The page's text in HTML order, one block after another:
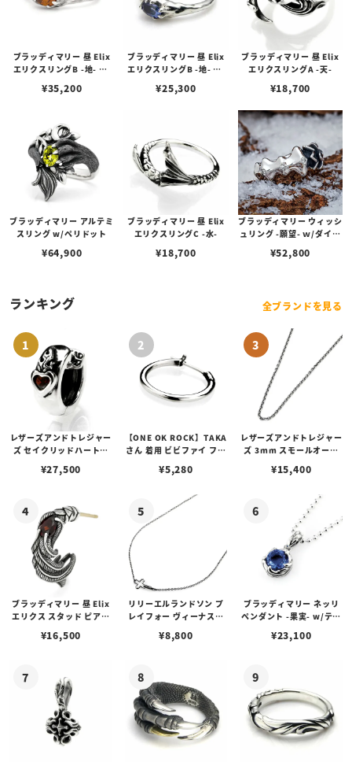
ブラッディマリー 昼 Elix
エリクスリングB -地- w/
¥35,200
ブラッディマリー 昼 Elix
エリクスリングB -地- w/
¥25,300
ブラッディマリー 昼 Elix
エリクスリングA -天-
¥18,700
ブラッディマリー アルテミ
スリング w/ペリドット
¥64,900
ブラッディマリー 昼 Elix
エリクスリングC -水-
¥18,700
ブラッディマリー ウィッシ
ュリング -願望- ｗ/ダイヤ
¥52,800
ランキング 全ブランドを見る
レザーズアンドトレジャー
ズ セイクリッドハートピ
¥27,500
【ONE OK ROCK】TAKA
さん 着用 ビビファイ フー
¥5,280
レザーズアンドトレジャー
ズ 3mm スモールオーバ
ブスタークラスプ＆LTロ
¥15,400
ブラッディマリー 昼 Elix
エリクス スタッド ピアス
¥16,500
リリーエルランドソン プ
レイフォー ヴィーナスチ
¥8,800
ブラッディマリー ネッリ
ペンダント -果実- w/ティ
¥23,100